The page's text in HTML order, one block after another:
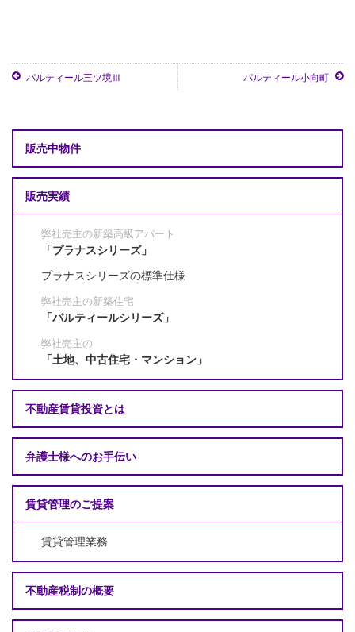
パルティール三ツ境Ⅲ パルティール小向町
販売中物件
販売実績
弊社売主の新築高級アパート
「プラナスシリーズ」
プラナスシリーズの標準仕様
弊社売主の新築住宅
「パルティールシリーズ」
弊社売主の
「土地、中古住宅・マンション」
不動産賃貸投資とは
弁護士様へのお手伝い
賃貸管理のご提案
賃貸管理業務
不動産税制の概要